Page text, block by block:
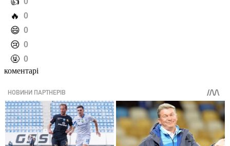
️🔥 0
️😄 0
️😢 0
️🤬 0
коментарі